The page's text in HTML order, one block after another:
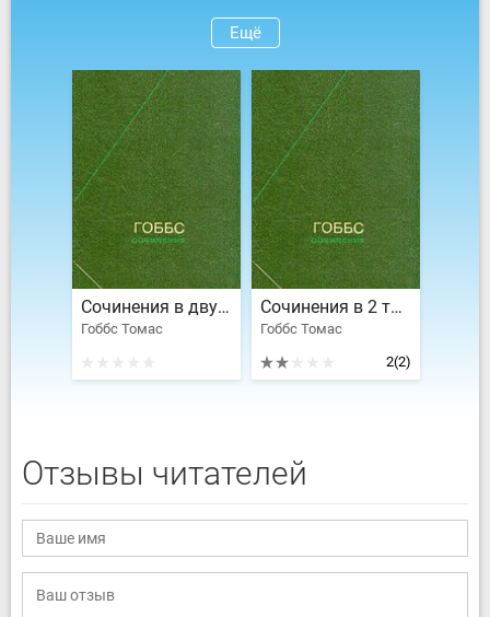
Ещё
Сочинения в двух томах. Т.2
Гоббс Томас
Сочинения в 2 томах. Т.1
Гоббс Томас
2(2)
Отзывы читателей